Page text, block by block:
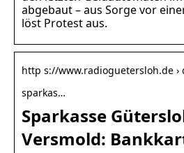
abgebaut – aus Sorge vor
löst Protest aus.
http s://www.radioguetersloh.de ›
sparkas…
Sparkasse
Versmold: